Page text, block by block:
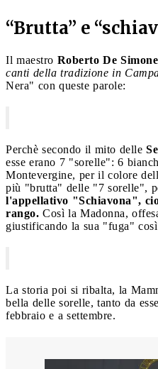
“Brutta” e
Il maestro Roberto De Simone
canti della tradizione in
Nera" con queste parole:
Perchè secondo il mito delle
esse erano 7 "sorelle": 6
Montevergine, per il colore
più "brutta" delle "7 sorelle",
l'appellativo "Schiavona",
rango. Così la Madonna,
giustificando la sua "fuga"
La storia poi si ribalta, la
bella delle sorelle, tanto da
febbraio e a settembre.